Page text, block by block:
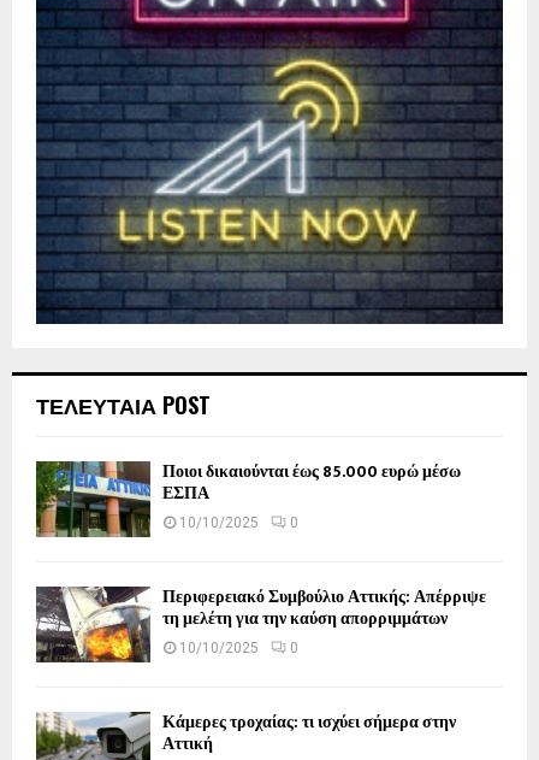
ΤΕΛΕΥΤΑΙΑ POST
Ποιοι δικαιούνται έως 85.000 ευρώ μέσω
ΕΣΠΑ
10/10/2025 0
Περιφερειακό Συμβούλιο Αττικής: Απέρριψε
τη μελέτη για την καύση απορριμμάτων
10/10/2025 0
Κάμερες τροχαίας: τι ισχύει σήμερα στην
Αττική